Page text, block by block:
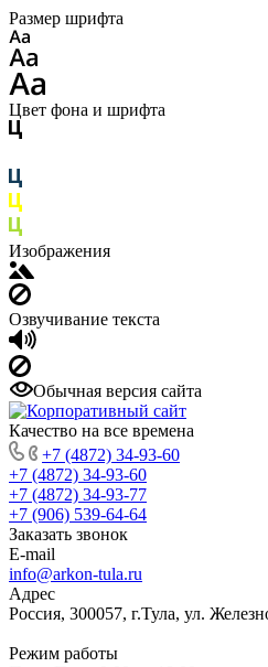
Размер шрифта
Цвет фона и шрифта
Изображения
Озвучивание текста
Обычная версия сайта
Качество на все времена
+7 (4872) 34-93-60
+7 (4872) 34-93-60
+7 (4872) 34-93-77
+7 (906) 539-64-64
Заказать звонок
E-mail
info@arkon-tula.ru
Адрес
Россия, 300057, г.Тула, ул.
Режим работы